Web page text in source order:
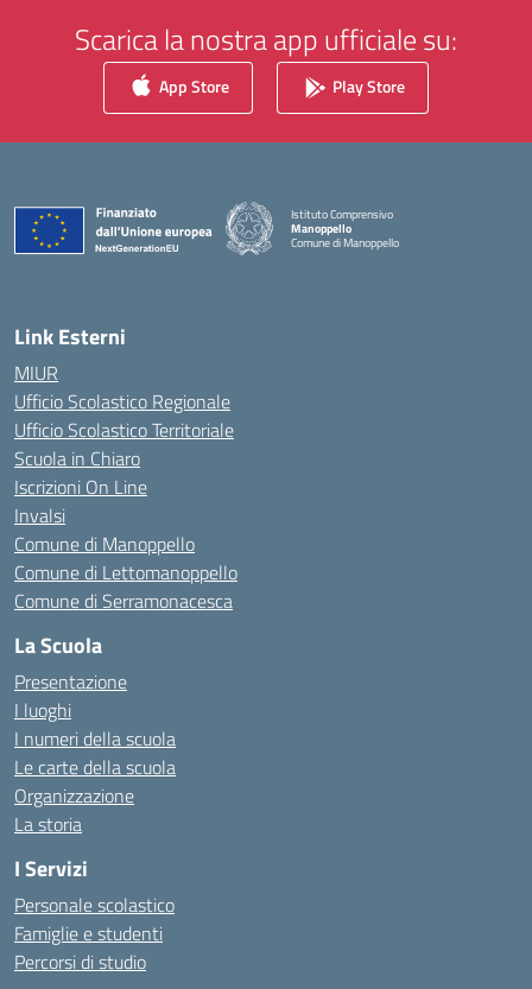
Scarica la nostra app ufficiale su:
App Store Play Store
Istituto Comprensivo
Manoppello
Comune di Manoppello
— Visita la pagina iniziale della scuola
Link Esterni
MIUR
Ufficio Scolastico Regionale
Ufficio Scolastico Territoriale
Scuola in Chiaro
Iscrizioni On Line
Invalsi
Comune di Manoppello
Comune di Lettomanoppello
Comune di Serramonacesca
La Scuola
Presentazione
I luoghi
I numeri della scuola
Le carte della scuola
Organizzazione
La storia
I Servizi
Personale scolastico
Famiglie e studenti
Percorsi di studio